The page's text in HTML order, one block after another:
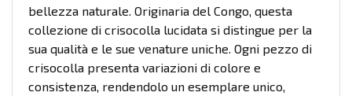
bellezza naturale. Originaria del Congo, questa
collezione di crisocolla lucidata si distingue per la
sua qualità e le sue venature uniche. Ogni pezzo di
crisocolla presenta variazioni di colore e
consistenza, rendendolo un esemplare unico,